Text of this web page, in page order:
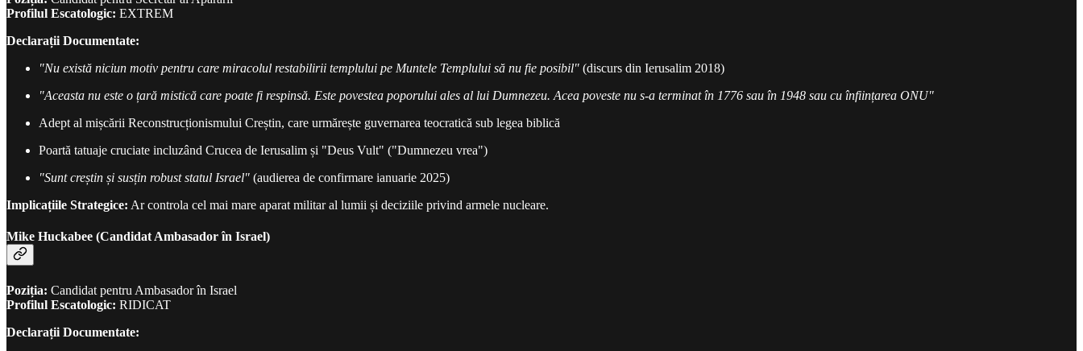
Profilul Escatologic: EXTREM
Declarații Documentate:
"Nu există niciun motiv pentru care miracolul restabilirii templului pe Muntele Templului să nu fie posibil" (discurs din Ierusalim 2018)
"Aceasta nu este o țară mistică care poate fi respinsă. Este povestea poporului ales al lui Dumnezeu. Acea poveste nu s-a terminat în 1776 sau în 1948 sau cu înființarea ONU"
Adept al mișcării Reconstrucționismului Creștin, care urmărește guvernarea teocratică sub legea biblică
Poartă tatuaje cruciate incluzând Crucea de Ierusalim și "Deus Vult" ("Dumnezeu vrea")
"Sunt creștin și susțin robust statul Israel" (audierea de confirmare ianuarie 2025)
Implicațiile Strategice: Ar controla cel mai mare aparat militar al lumii și deciziile privind armele nucleare.
Mike Huckabee (Candidat Ambasador în Israel)
Poziția: Candidat pentru Ambasador în Israel
Profilul Escatologic: RIDICAT
Declarații Documentate: